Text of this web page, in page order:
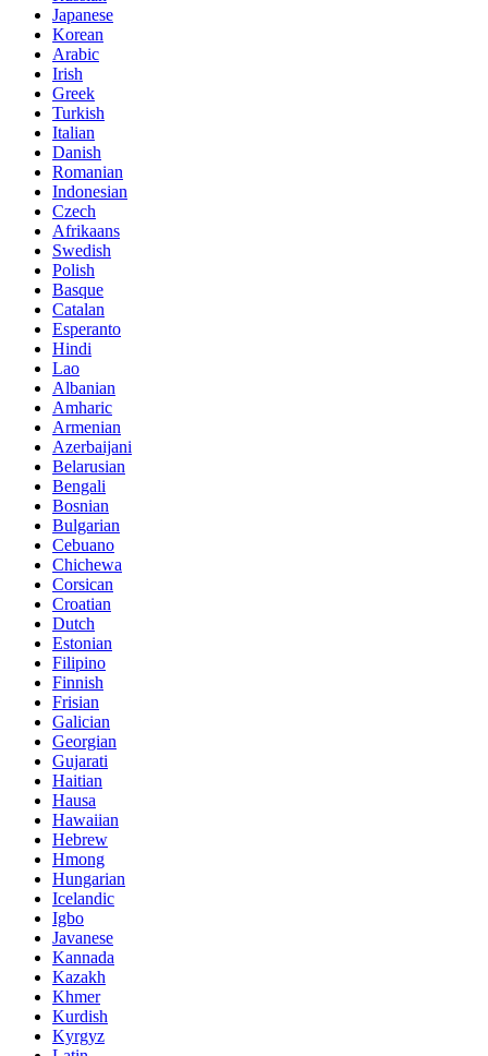
Japanese
Korean
Arabic
Irish
Greek
Turkish
Italian
Danish
Romanian
Indonesian
Czech
Afrikaans
Swedish
Polish
Basque
Catalan
Esperanto
Hindi
Lao
Albanian
Amharic
Armenian
Azerbaijani
Belarusian
Bengali
Bosnian
Bulgarian
Cebuano
Chichewa
Corsican
Croatian
Dutch
Estonian
Filipino
Finnish
Frisian
Galician
Georgian
Gujarati
Haitian
Hausa
Hawaiian
Hebrew
Hmong
Hungarian
Icelandic
Igbo
Javanese
Kannada
Kazakh
Khmer
Kurdish
Kyrgyz